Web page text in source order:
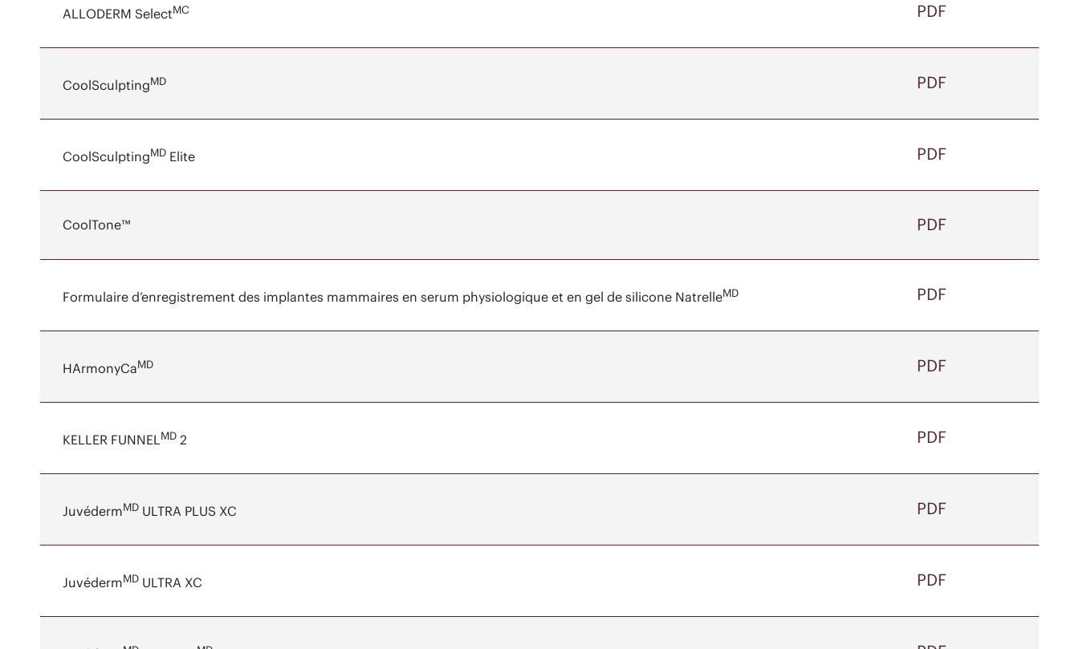
ALLODERM SelectMC PDF
CoolSculptingMD PDF
CoolSculptingMD Elite PDF
CoolTone™ PDF
Formulaire d’enregistrement des implantes mammaires en serum physiologique et en gel de silicone NatrelleMD PDF
HArmonyCaMD PDF
KELLER FUNNELMD 2 PDF
JuvédermMD ULTRA PLUS XC PDF
JuvédermMD ULTRA XC PDF